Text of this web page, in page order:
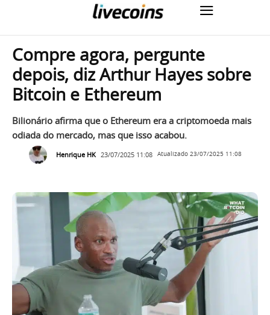
Compre agora, pergunte
depois, diz Arthur Hayes sobre
Bitcoin e Ethereum
Bilionário afirma que o Ethereum era a criptomoeda mais
odiada do mercado, mas que isso acabou.
Henrique HK 23/07/2025 11:08 Atualizado 23/07/2025 11:08